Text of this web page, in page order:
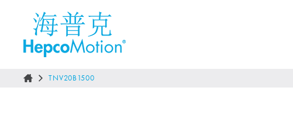
TNV20B1500